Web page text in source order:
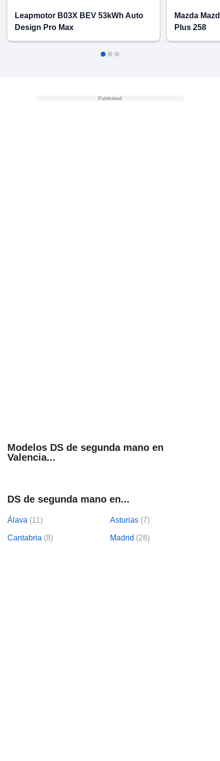
Leapmotor B03X BEV 53kWh Auto
Design Pro Max
Mazda
Plus 258
Modelos DS de segunda mano en
Valencia...
DS de segunda mano en...
Álava (11) Asturias (7)
Cantabria (8) Madrid (28)